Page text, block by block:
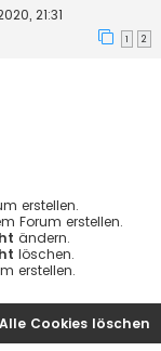
21:31
1 2
erstellen.
Forum erstellen.
ändern.
löschen.
erstellen.
Alle Cookies löschen